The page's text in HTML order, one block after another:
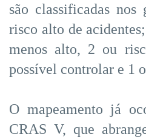
são classificadas nos
risco alto de
menos alto, 2 ou
possível controlar e 1
O mapeamento já
CRAS V, que